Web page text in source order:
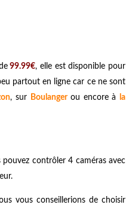
99.99€, elle est disponible pour
partout en ligne car ce ne sont
, sur Boulangerou encore à
la
contrôler 4 caméras avec
vous conseillerions de choisir